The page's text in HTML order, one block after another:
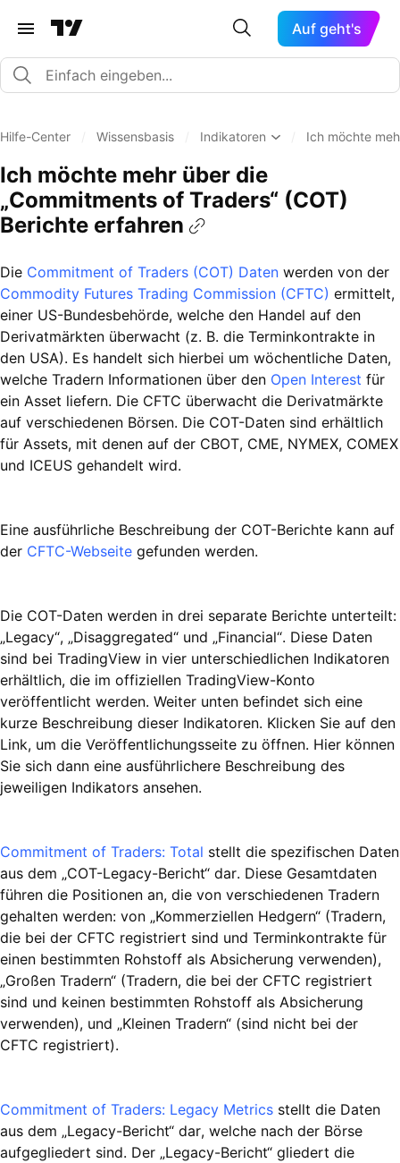
Auf geht's
Hilfe-Center Wissensbasis Indikatoren Ich möchte
Ich möchte mehr über die
„Commitments of Traders“ (COT)
Berichte erfahren
Die Commitment of Traders (COT) Daten werden von der
Commodity Futures Trading Commission (CFTC) ermittelt,
einer US-Bundesbehörde, welche den Handel auf den
Derivatmärkten überwacht (z. B. die Terminkontrakte in
den USA). Es handelt sich hierbei um wöchentliche Daten,
welche Tradern Informationen über den Open Interest für
ein Asset liefern. Die CFTC überwacht die Derivatmärkte
auf verschiedenen Börsen. Die COT-Daten sind erhältlich
für Assets, mit denen auf der CBOT, CME, NYMEX, COMEX
und ICEUS gehandelt wird.
Eine ausführliche Beschreibung der COT-Berichte kann auf
der CFTC-Webseite gefunden werden.
Die COT-Daten werden in drei separate Berichte unterteilt:
„Legacy“, „Disaggregated“ und „Financial“. Diese Daten
sind bei TradingView in vier unterschiedlichen Indikatoren
erhältlich, die im offiziellen TradingView-Konto
veröffentlicht werden. Weiter unten befindet sich eine
kurze Beschreibung dieser Indikatoren. Klicken Sie auf den
Link, um die Veröffentlichungsseite zu öffnen. Hier können
Sie sich dann eine ausführlichere Beschreibung des
jeweiligen Indikators ansehen.
Commitment of Traders: Total stellt die spezifischen Daten
aus dem „COT-Legacy-Bericht“ dar. Diese Gesamtdaten
führen die Positionen an, die von verschiedenen Tradern
gehalten werden: von „Kommerziellen Hedgern“ (Tradern,
die bei der CFTC registriert sind und Terminkontrakte für
einen bestimmten Rohstoff als Absicherung verwenden),
„Großen Tradern“ (Tradern, die bei der CFTC registriert
sind und keinen bestimmten Rohstoff als Absicherung
verwenden), und „Kleinen Tradern“ (sind nicht bei der
CFTC registriert).
Commitment of Traders: Legacy Metrics stellt die Daten
aus dem „Legacy-Bericht“ dar, welche nach der Börse
aufgegliedert sind. Der „Legacy-Bericht“ gliedert die